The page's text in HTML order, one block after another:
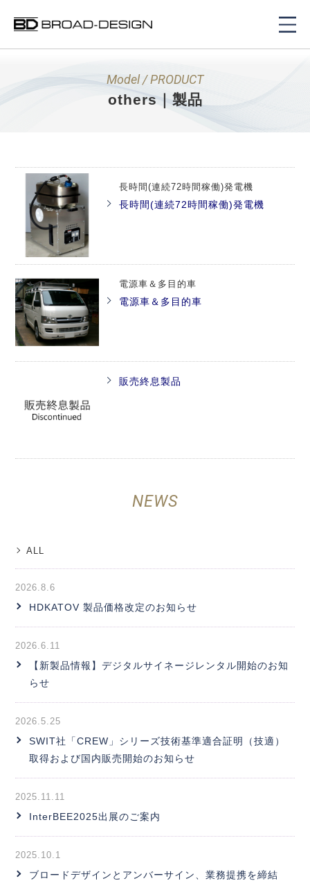
Model / PRODUCT
others｜製品
長時間(連続72時間稼働)発電機
長時間(連続72時間稼働)発電機
電源車＆多目的車
電源車＆多目的車
販売終息製品
NEWS
ALL
2026.8.6
HDKATOV 製品価格改定のお知らせ
2026.6.11
【新製品情報】デジタルサイネージレンタル開始のお知
らせ
2026.5.25
SWIT社「CREW」シリーズ技術基準適合証明（技適）
取得および国内販売開始のお知らせ
2025.11.11
InterBEE2025出展のご案内
2025.10.1
ブロードデザインとアンバーサイン、業務提携を締結